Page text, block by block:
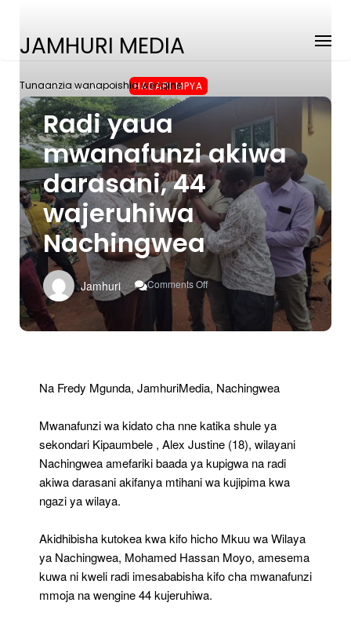
JAMHURI MEDIA
Tunaanzia wanapoishia wengine
APRIL 25, 2023 HABARI MPYA
Radi yaua
mwanafunzi akiwa
darasani, 44
wajeruhiwa
Nachingwea
Jamhuri Comments Off
On
Radi
Yaua
Mwanafunzi
Wajeruhiwa
Nachingwea
Na Fredy Mgunda, JamhuriMedia, Nachingwea
Mwanafunzi wa kidato cha nne katika shule ya
sekondari Kipaumbele , Alex Justine (18), wilayani
Nachingwea amefariki baada ya kupigwa na radi
akiwa darasani akifanya mtihani wa kujipima kwa
ngazi ya wilaya.
Akidhibisha kutokea kwa kifo hicho Mkuu wa Wilaya
ya Nachingwea, Mohamed Hassan Moyo, amesema
kuwa ni kweli radi imesababisha kifo cha mwanafunzi
mmoja na wengine 44 kujeruhiwa.